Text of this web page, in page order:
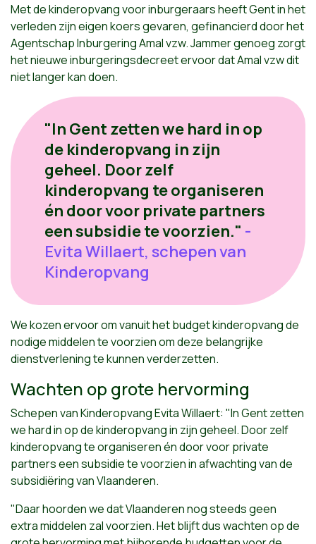
Met de kinderopvang voor inburgeraars heeft Gent in het
verleden zijn eigen koers gevaren, gefinancierd door het
Agentschap Inburgering Amal vzw. Jammer genoeg zorgt
het nieuwe inburgeringsdecreet ervoor dat Amal vzw dit
niet langer kan doen.
"In Gent zetten we hard in op
de kinderopvang in zijn
geheel. Door zelf
kinderopvang te organiseren
én door voor private partners
een subsidie te voorzien." -
Evita Willaert, schepen van
Kinderopvang
We kozen ervoor om vanuit het budget kinderopvang de
nodige middelen te voorzien om deze belangrijke
dienstverlening te kunnen verderzetten.
Wachten op grote hervorming
Schepen van Kinderopvang Evita Willaert: "In Gent zetten
we hard in op de kinderopvang in zijn geheel. Door zelf
kinderopvang te organiseren én door voor private
partners een subsidie te voorzien in afwachting van de
subsidiëring van Vlaanderen.
"Daar hoorden we dat Vlaanderen nog steeds geen
extra middelen zal voorzien. Het blijft dus wachten op de